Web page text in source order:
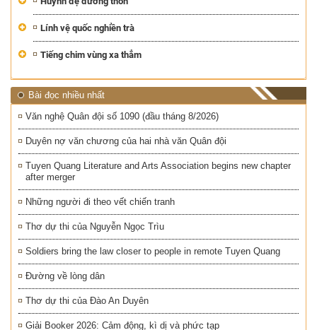
Lính vệ quốc nghiền trà
Tiếng chim vùng xa thẳm
Bài đọc nhiều nhất
Văn nghệ Quân đội số 1090 (đầu tháng 8/2026)
Duyên nợ văn chương của hai nhà văn Quân đội
Tuyen Quang Literature and Arts Association begins new chapter
after merger
Những người đi theo vết chiến tranh
Thơ dự thi của Nguyễn Ngọc Trìu
Soldiers bring the law closer to people in remote Tuyen Quang
Đường về lòng dân
Thơ dự thi của Đào An Duyên
Giải Booker 2026: Cảm động, kì dị và phức tạp